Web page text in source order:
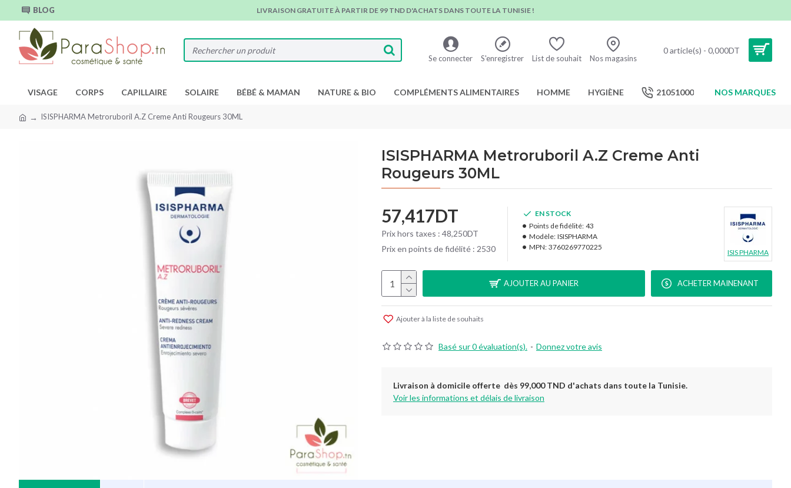
BLOG LIVRAISON GRATUITE À PARTIR DE 99 TND D'ACHATS DANS TOUTE LA TUNISIE !
Se connecter S'enregistrer List de souhait Nos magasins
0 article(s) - 0,000DT
VISAGE CORPS CAPILLAIRE SOLAIRE BÉBÉ & MAMAN NATURE & BIO COMPLÉMENTS ALIMENTAIRES HOMME HYGIÈNE 21051000 NOS MARQUES
ISISPHARMA Metroruboril A.Z Creme Anti Rougeurs 30ML
ISISPHARMA Metroruboril A.Z Creme Anti
Rougeurs 30ML
Basé sur 0 évaluation(s). - Donnez votre avis
57,417DT
Prix hors taxes : 48,250DT
Prix en points de fidélité : 2530
EN STOCK
Points de fidélité: 43
Modèle: ISISPHARMA
MPN: 3760269770225
ISIS PHARMA
AJOUTER AU PANIER ACHETER MAINENANT
Ajouter à la liste de souhaits
Livraison à domicile offerte dès 99,000 TND d'achats dans toute la Tunisie.
Voir les informations et délais de livraison